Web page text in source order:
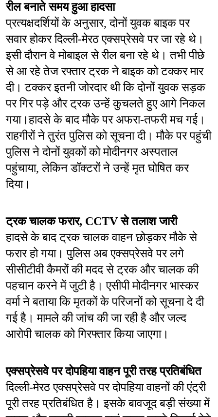
रील बनाते समय हुआ हादसा
प्रत्यक्षदर्शियों के अनुसार, दोनों युवक बाइक पर
सवार होकर दिल्ली-मेरठ एक्सप्रेसवे पर जा रहे थे।
इसी दौरान वे मोबाइल से रील बना रहे थे। तभी पीछे
से आ रहे तेज रफ्तार ट्रक ने बाइक को टक्कर मार
दी। टक्कर इतनी जोरदार थी कि दोनों युवक सड़क
पर गिर पड़े और ट्रक उन्हें कुचलते हुए आगे निकल
गया।हादसे के बाद मौके पर अफरा-तफरी मच गई।
राहगीरों ने तुरंत पुलिस को सूचना दी। मौके पर पहुंची
पुलिस ने दोनों युवकों को मोदीनगर अस्पताल
पहुंचाया, लेकिन डॉक्टरों ने उन्हें मृत घोषित कर
दिया।
ट्रक चालक फरार, CCTV से तलाश जारी
हादसे के बाद ट्रक चालक वाहन छोड़कर मौके से
फरार हो गया। पुलिस अब एक्सप्रेसवे पर लगे
सीसीटीवी कैमरों की मदद से ट्रक और चालक की
पहचान करने में जुटी है। एसीपी मोदीनगर भास्कर
वर्मा ने बताया कि मृतकों के परिजनों को सूचना दे दी
गई है। मामले की जांच की जा रही है और जल्द
आरोपी चालक को गिरफ्तार किया जाएगा।
एक्सप्रेसवे पर दोपहिया वाहन पूरी तरह प्रतिबंधित
दिल्ली-मेरठ एक्सप्रेसवे पर दोपहिया वाहनों की एंट्री
पूरी तरह प्रतिबंधित है। इसके बावजूद बड़ी संख्या में